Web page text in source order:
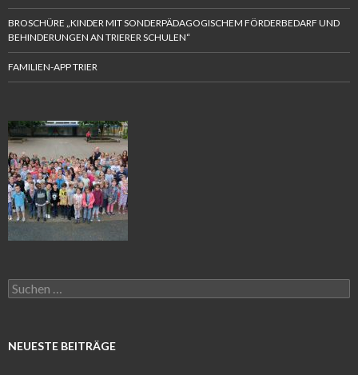
BROSCHÜRE „KINDER MIT SONDERPÄDAGOGISCHEM FÖRDERBEDARF UND
BEHINDERUNGEN AN TRIERER SCHULEN“
FAMILIEN-APP TRIER
Suchen
nach:
NEUESTE BEITRÄGE